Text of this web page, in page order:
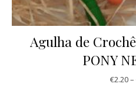
Agulha de
PONY
€2.20–